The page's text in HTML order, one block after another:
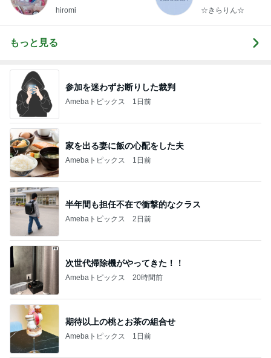
hiromi
らりん☆のブログ
☆きらりん☆
もっと見る
参加を迷わずお断りした裁判
Amebaトピックス 1日前
家を出る妻に飯の心配をした夫
Amebaトピックス 1日前
半年間も担任不在で衝撃的なクラス
Amebaトピックス 2日前
次世代掃除機がやってきた！！
Amebaトピックス 20時間前
期待以上の桃とお茶の組合せ
Amebaトピックス 1日前